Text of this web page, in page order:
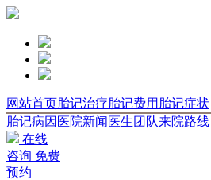
网站首页胎记治疗胎记费用 胎记症状
胎记病因 医院新闻 医生团队来院路线
在线
咨询 免费
预约